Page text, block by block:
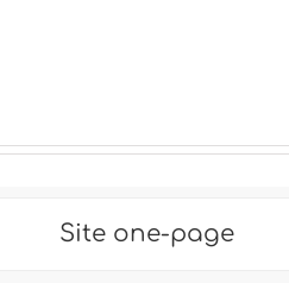
Site one-page